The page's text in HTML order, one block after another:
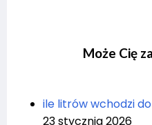
Może Cię
ile litrów wchodzi
23 stycznia 2026